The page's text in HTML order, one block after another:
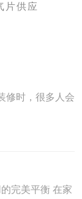
片供应
修时，很多人会
完美平衡 在家